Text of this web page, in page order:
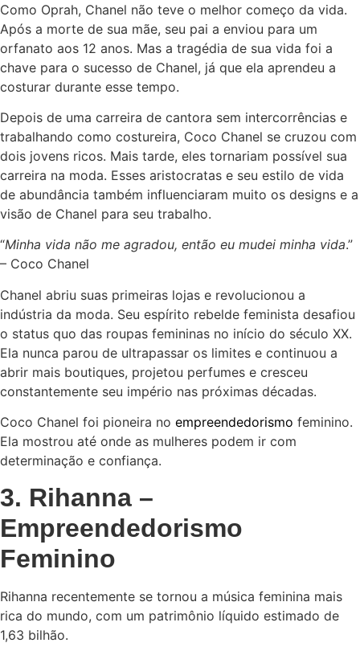
Como Oprah, Chanel não teve o melhor começo da vida.
Após a morte de sua mãe, seu pai a enviou para um
orfanato aos 12 anos. Mas a tragédia de sua vida foi a
chave para o sucesso de Chanel, já que ela aprendeu a
costurar durante esse tempo.
Depois de uma carreira de cantora sem intercorrências e
trabalhando como costureira, Coco Chanel se cruzou com
dois jovens ricos. Mais tarde, eles tornariam possível sua
carreira na moda. Esses aristocratas e seu estilo de vida
de abundância também influenciaram muito os designs e a
visão de Chanel para seu trabalho.
“Minha vida não me agradou, então eu mudei minha vida.”
– Coco Chanel
Chanel abriu suas primeiras lojas e revolucionou a
indústria da moda. Seu espírito rebelde feminista desafiou
o status quo das roupas femininas no início do século XX.
Ela nunca parou de ultrapassar os limites e continuou a
abrir mais boutiques, projetou perfumes e cresceu
constantemente seu império nas próximas décadas.
Coco Chanel foi pioneira no empreendedorismo feminino.
Ela mostrou até onde as mulheres podem ir com
determinação e confiança.
3. Rihanna –
Empreendedorismo
Feminino
Rihanna recentemente se tornou a música feminina mais
rica do mundo, com um patrimônio líquido estimado de
1,63 bilhão.